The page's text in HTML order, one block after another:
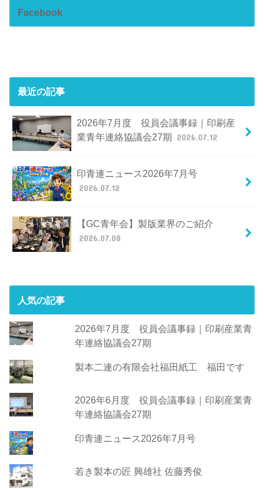
Facebook
最近の記事
2026年7月度 役員会議事録｜印刷産
業青年連絡協議会27期 2026.07.12
印青連ニュース2026年7月号
2026.07.12
【GC青年会】製版業界のご紹介
2026.07.08
人気の記事
2026年7月度 役員会議事録｜印刷産業青
年連絡協議会27期
製本二連の有限会社福田紙工 福田です
2026年6月度 役員会議事録｜印刷産業青
年連絡協議会27期
印青連ニュース2026年7月号
若き製本の匠 興雄社 佐藤秀俊